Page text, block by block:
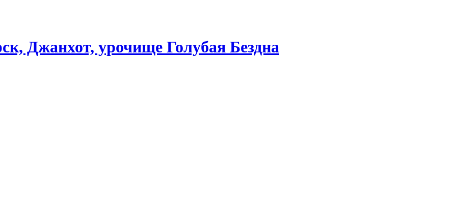
Джанхот, урочище Голубая Бездна